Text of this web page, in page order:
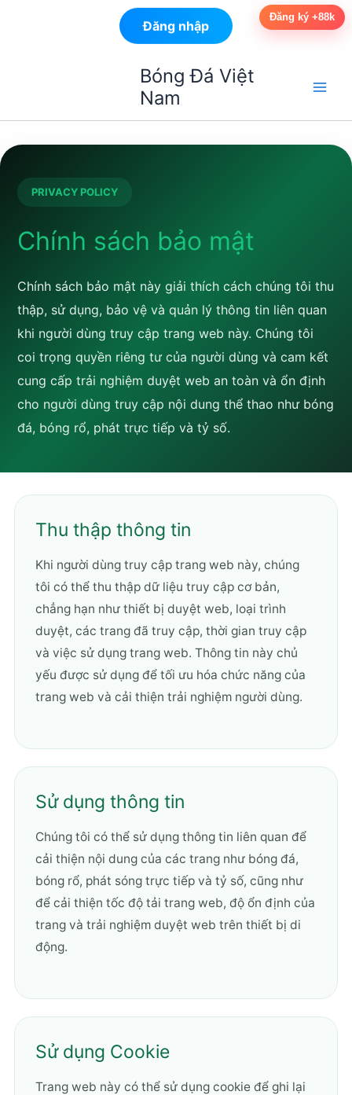
Đăng nhập
Đăng ký +88k
dung
Bóng Đá Việt
Nam
PRIVACY POLICY
Chính sách bảo mật
Chính sách bảo mật này giải thích cách chúng tôi thu
thập, sử dụng, bảo vệ và quản lý thông tin liên quan
khi người dùng truy cập trang web này. Chúng tôi
coi trọng quyền riêng tư của người dùng và cam kết
cung cấp trải nghiệm duyệt web an toàn và ổn định
cho người dùng truy cập nội dung thể thao như bóng
đá, bóng rổ, phát trực tiếp và tỷ số.
Thu thập thông tin
Khi người dùng truy cập trang web này, chúng
tôi có thể thu thập dữ liệu truy cập cơ bản,
chẳng hạn như thiết bị duyệt web, loại trình
duyệt, các trang đã truy cập, thời gian truy cập
và việc sử dụng trang web. Thông tin này chủ
yếu được sử dụng để tối ưu hóa chức năng của
trang web và cải thiện trải nghiệm người dùng.
Sử dụng thông tin
Chúng tôi có thể sử dụng thông tin liên quan để
cải thiện nội dung của các trang như bóng đá,
bóng rổ, phát sóng trực tiếp và tỷ số, cũng như
để cải thiện tốc độ tải trang web, độ ổn định của
trang và trải nghiệm duyệt web trên thiết bị di
động.
Sử dụng Cookie
Trang web này có thể sử dụng cookie để ghi lại